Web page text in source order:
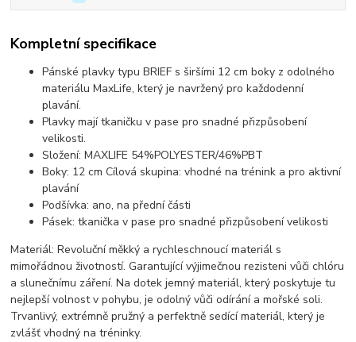
Kompletní specifikace
Pánské plavky typu BRIEF s širšími 12 cm boky z odolného
materiálu MaxLife, který je navržený pro každodenní
plavání.
Plavky mají tkaničku v pase pro snadné přizpůsobení
velikosti.
Složení: MAXLIFE 54%POLYESTER/46%PBT
Boky: 12 cm Cílová skupina: vhodné na trénink a pro aktivní
plavání
Podšívka: ano, na přední části
Pásek: tkanička v pase pro snadné přizpůsobení velikosti
Materiál: Revoluční měkký a rychleschnoucí materiál s
mimořádnou životností. Garantující výjimečnou rezisteni vůči chlóru
a slunečnímu záření. Na dotek jemný materiál, který poskytuje tu
nejlepší volnost v pohybu, je odolný vůči odírání a mořské soli.
Trvanlivý, extrémně pružný a perfektně sedící materiál, který je
zvlášť vhodný na tréninky.